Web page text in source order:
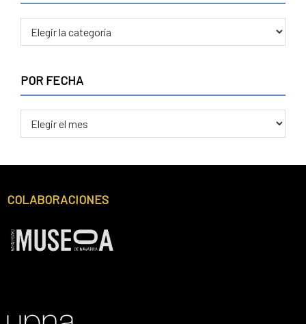
CATEGORÍA
POR FECHA
FECHA
Footer
COLABORACIONES